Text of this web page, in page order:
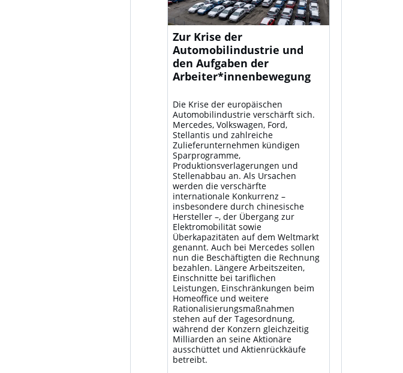
Zur Krise der
Automobilindustrie und
den Aufgaben der
Arbeiter*innenbewegung
Die Krise der europäischen
Automobilindustrie verschärft sich.
Mercedes, Volkswagen, Ford,
Stellantis und zahlreiche
Zulieferunternehmen kündigen
Sparprogramme,
Produktionsverlagerungen und
Stellenabbau an. Als Ursachen
werden die verschärfte
internationale Konkurrenz –
insbesondere durch chinesische
Hersteller –, der Übergang zur
Elektromobilität sowie
Überkapazitäten auf dem Weltmarkt
genannt. Auch bei Mercedes sollen
nun die Beschäftigten die Rechnung
bezahlen. Längere Arbeitszeiten,
Einschnitte bei tariflichen
Leistungen, Einschränkungen beim
Homeoffice und weitere
Rationalisierungsmaßnahmen
stehen auf der Tagesordnung,
während der Konzern gleichzeitig
Milliarden an seine Aktionäre
ausschüttet und Aktienrückkäufe
betreibt.